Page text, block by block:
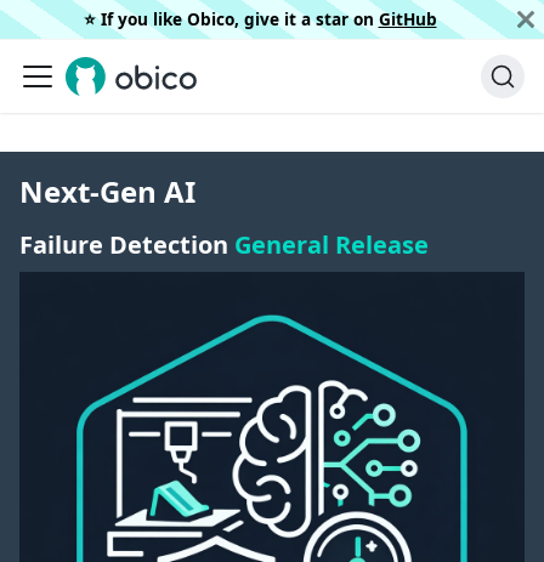
⭐️ If you like Obico, give it a star on GitHub
Next-Gen AI
Failure Detection General Release